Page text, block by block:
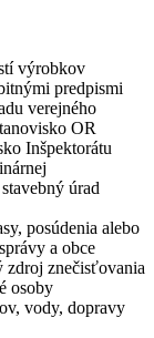
výrobkov
predpismi
verejného
OR
Inšpektorátu
úrad
posúdenia alebo
a obce
zdroj znečisťovania
osoby
vody, dopravy